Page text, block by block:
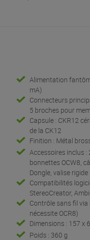
Alimentation
mA)
Connecteurs
5 broches pour
Capsule : CKR12
de la CK12
Finition : Métal
Accessoires inclus :
bonnettes OCW8,
Dongle, valise rigide
Compatibilités
StereoCreator,
Contrôle sans fil
nécessite OCR8)
Dimensions : 157 x
Poids : 360 g